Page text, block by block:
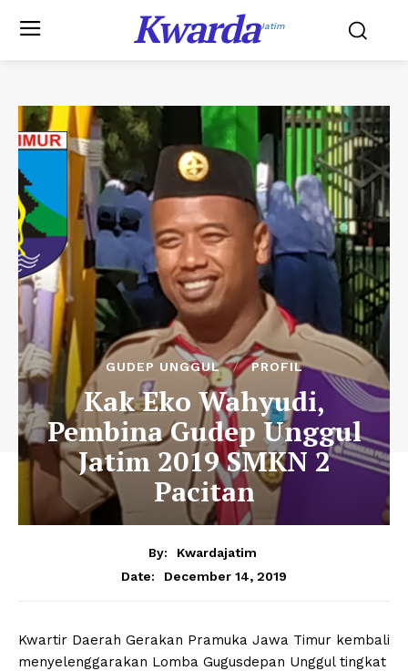
KwardaJatim
GUDEP UNGGUL PROFIL
Kak Eko Wahyudi,
Pembina Gudep Unggul
Jatim 2019 SMKN 2
Pacitan
By:
Kwardajatim
Date:
December 14, 2019
Kwartir Daerah Gerakan Pramuka Jawa Timur kembali
menyelenggarakan Lomba Gugusdepan Unggul tingkat